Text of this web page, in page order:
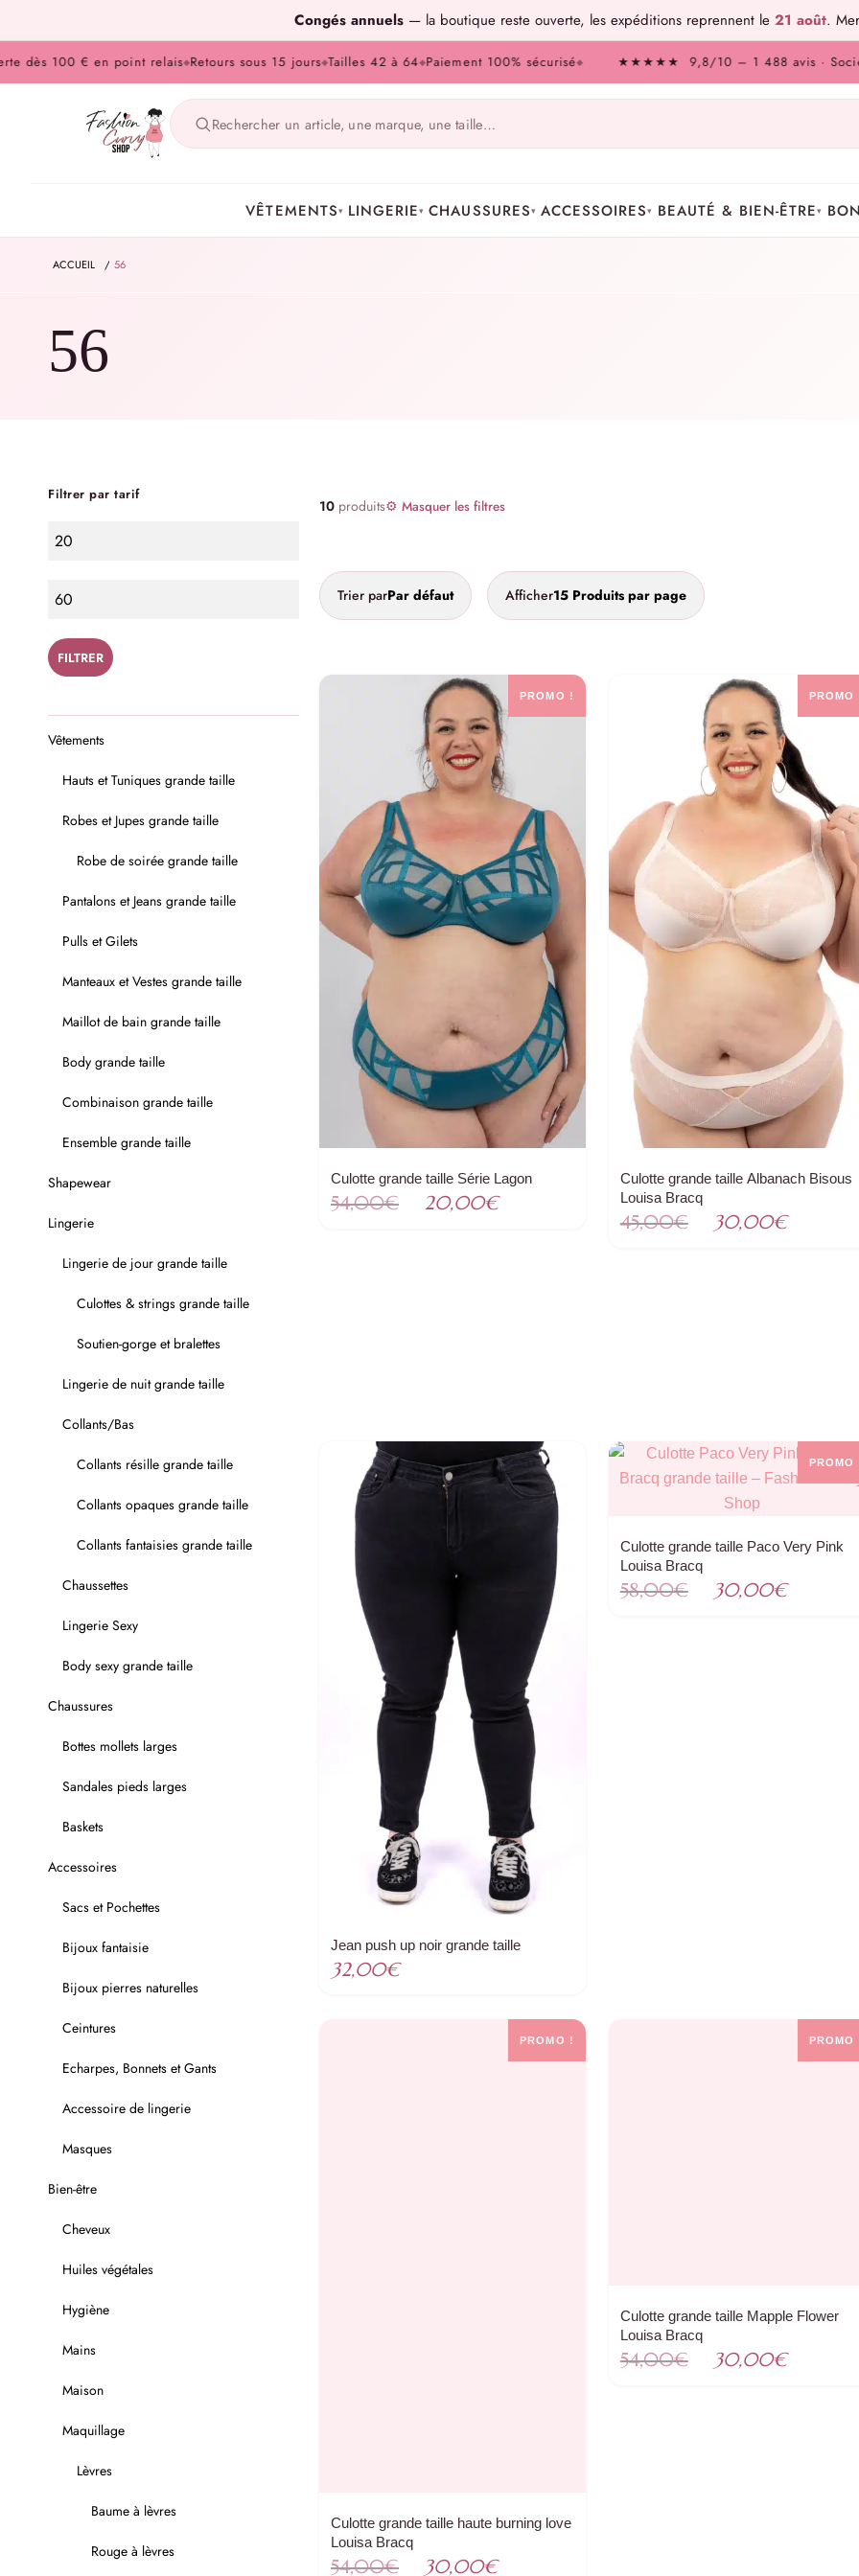
Congés annuels — la boutique reste ouverte, les expéditions reprennent le 21 août.
100 € en point relais◆ Retours sous 15 jours◆Tailles 42 à 64◆Paiement 100% sécurisé◆ ★★★★★ 9,8/10 – 1 488 avis · Société des
VÊTEMENTS▾ LINGERIE▾ CHAUSSURES▾ ACCESSOIRES▾ BEAUTÉ & BIEN-ÊTRE▾
ACCUEIL / 56
56
10 produits⚙ Masquer les filtres
Trier parPar défaut Afficher15 Produits par page
Culotte grande taille Série Lagon
54,00€
Le20,00€Le
PROMO !
Culotte grande taille Albanach Bisous
Louisa Bracq
45,00€
Le30,00€Le
PROMO
Jean push up noir grande taille
32,00€
Culotte grande taille Paco Very Pink
Louisa Bracq
58,00€
Le30,00€Le
PROMO
Culotte grande taille haute burning love
Louisa Bracq
54,00€
Le30,00€Le
PROMO !
Culotte grande taille Mapple Flower
Louisa Bracq
54,00€
Le30,00€Le
PROMO
Filtrer par tarif
FILTRER
Vêtements
Hauts et Tuniques grande taille
Robes et Jupes grande taille
Robe de soirée grande taille
Pantalons et Jeans grande taille
Pulls et Gilets
Manteaux et Vestes grande taille
Maillot de bain grande taille
Body grande taille
Combinaison grande taille
Ensemble grande taille
Shapewear
Lingerie
Lingerie de jour grande taille
Culottes & strings grande taille
Soutien-gorge et bralettes
Lingerie de nuit grande taille
Collants/Bas
Collants résille grande taille
Collants opaques grande taille
Collants fantaisies grande taille
Chaussettes
Lingerie Sexy
Body sexy grande taille
Chaussures
Bottes mollets larges
Sandales pieds larges
Baskets
Accessoires
Sacs et Pochettes
Bijoux fantaisie
Bijoux pierres naturelles
Ceintures
Echarpes, Bonnets et Gants
Accessoire de lingerie
Masques
Bien-être
Cheveux
Huiles végétales
Hygiène
Mains
Maison
Maquillage
Lèvres
Baume à lèvres
Rouge à lèvres